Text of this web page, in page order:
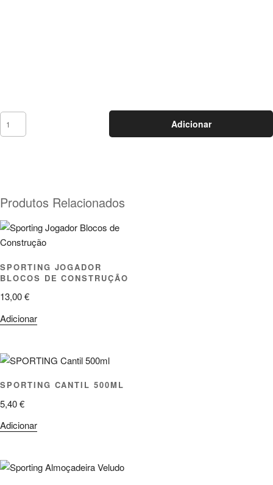
Adicionar
Produtos Relacionados
SPORTING JOGADOR
BLOCOS DE CONSTRUÇÃO
13,00€
Adicionar
SPORTING CANTIL 500ML
5,40€
Adicionar